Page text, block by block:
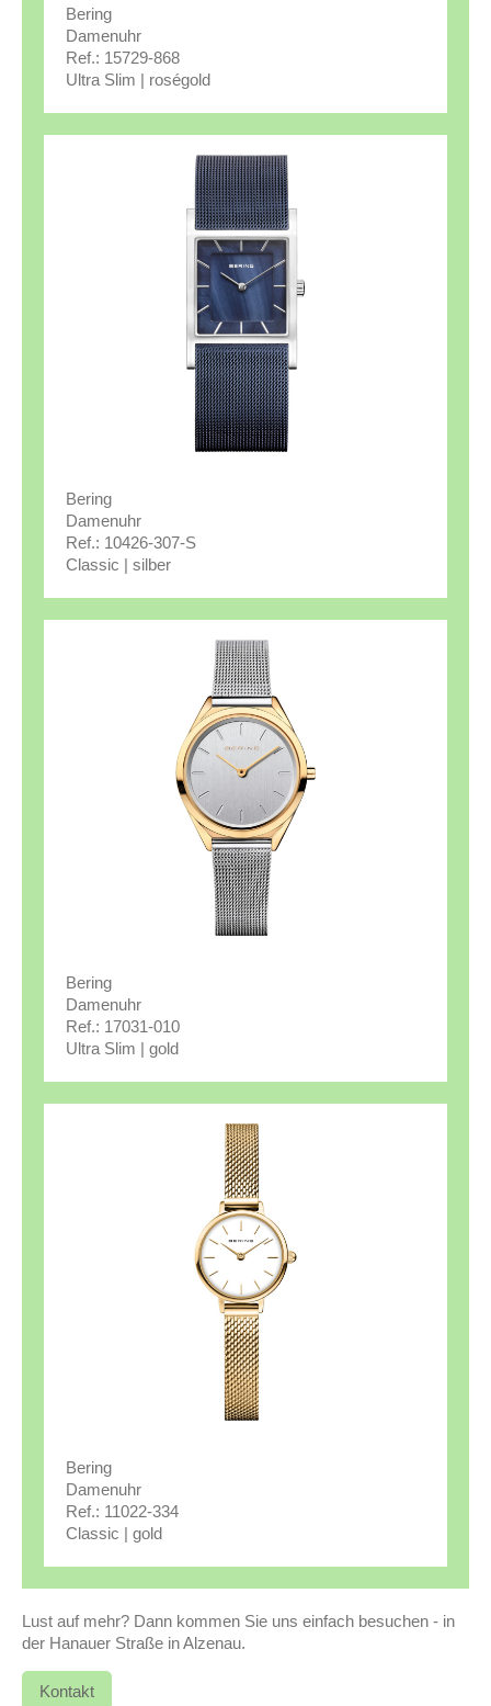
Bering
Damenuhr
Ref.: 15729-868
Ultra Slim | roségold
Bering
Damenuhr
Ref.: 10426-307-S
Classic | silber
Bering
Damenuhr
Ref.: 17031-010
Ultra Slim | gold
Bering
Damenuhr
Ref.: 11022-334
Classic | gold
Lust auf mehr? Dann kommen Sie uns einfach besuchen - in
der Hanauer Straße in Alzenau.
Kontakt